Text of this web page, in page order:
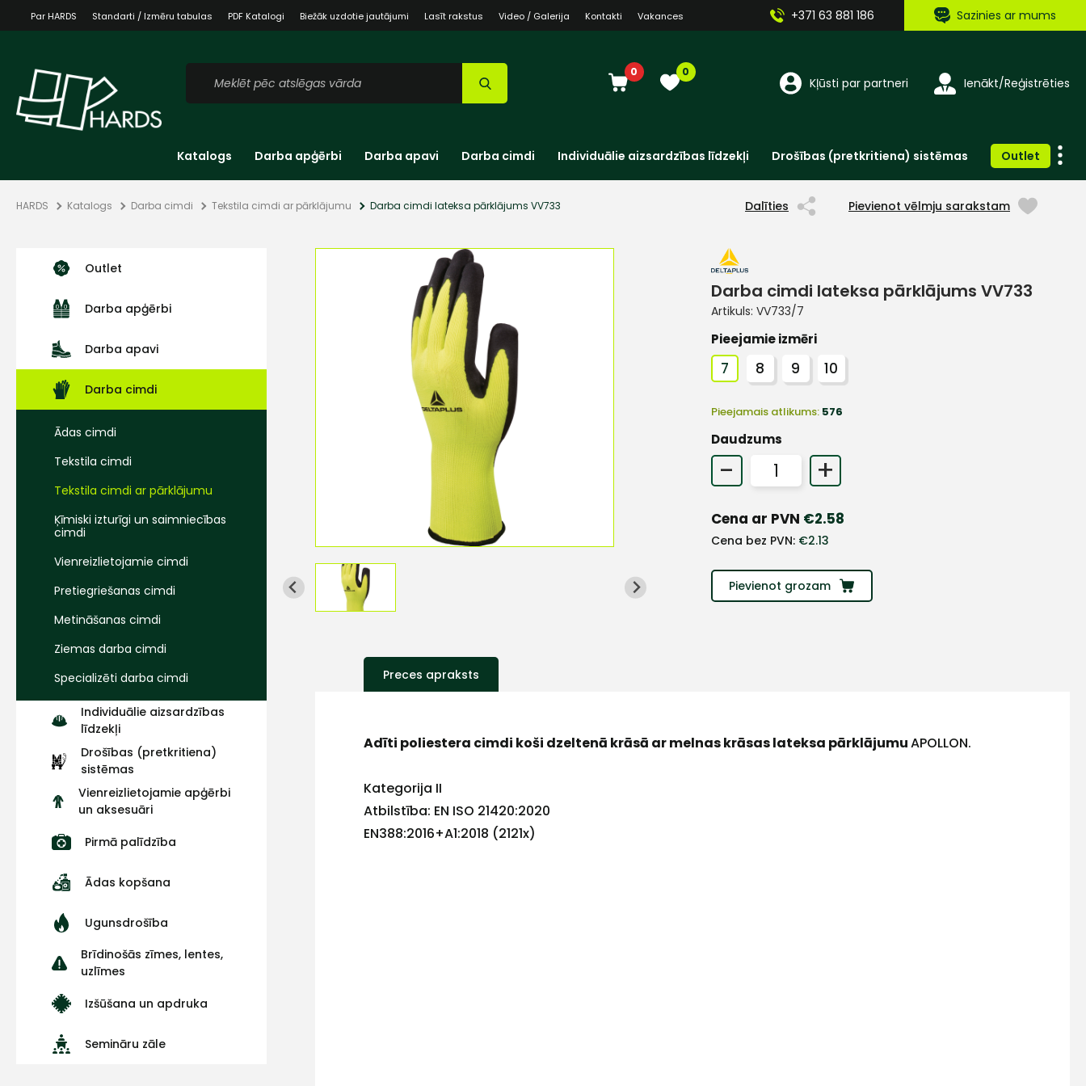
Par HARDS Standarti / Izmēru tabulas PDF Katalogi Biežāk uzdotie jautājumi Lasīt rakstus Video / Galerija Kontakti Vakances +371 63 881 186 Sazinies ar mums
0 0
Kļūsti par partneri Ienākt/Reģistrēties
Katalogs Darba apģērbi Darba apavi Darba cimdi Individuālie aizsardzības līdzekļi Drošības (pretkritiena) sistēmas Outlet
HARDS Katalogs Darba cimdi Tekstila cimdi ar pārklājumu Darba cimdi lateksa pārklājums VV733 Dalīties Pievienot vēlmju sarakstam
Outlet
Darba apģērbi
Darba apavi
Darba cimdi
Ādas cimdi
Tekstila cimdi
Tekstila cimdi ar pārklājumu
Ķīmiski izturīgi un saimniecības
cimdi
Vienreizlietojamie cimdi
Pretiegriešanas cimdi
Metināšanas cimdi
Ziemas darba cimdi
Specializēti darba cimdi
Individuālie aizsardzības
līdzekļi
Drošības (pretkritiena)
sistēmas
Vienreizlietojamie apģērbi
un aksesuāri
Pirmā palīdzība
Ādas kopšana
Ugunsdrošība
Brīdinošās zīmes, lentes,
uzlīmes
Izšūšana un apdruka
Semināru zāle
Darba cimdi lateksa pārklājums VV733
Artikuls: VV733/7
Pieejamie izmēri
7 8 9 10
Pieejamais atlikums: 576
Daudzums
- +
Cena ar PVN €2.58
Cena bez PVN: €2.13
Pievienot grozam
Preces apraksts
Adīti poliestera cimdi koši dzeltenā krāsā ar melnas krāsas lateksa pārklājumuAPOLLON.
Kategorija II
Atbilstība: EN ISO 21420:2020
EN388:2016+A1:2018 (2121x)
+